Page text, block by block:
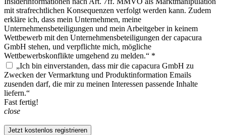
mit strafrechtlichen Konsequenzen verfolgt werden kann. Zudem
erkläre ich, dass mein Unternehmen, meine
Unternehmensbeteiligungen und mein Arbeitgeber in keinem
Wettbewerb mit den Unternehmensbeteiligungen der capacura
GmbH stehen, und verpflichte mich, mögliche
Wettbewerbskonflikte umgehend zu melden.“ *
„Ich bin einverstanden, dass mir die capacura GmbH zu
Zwecken der Vermarktung und Produktinformation Emails
zusenden darf, die mir zu meinen Interessen passende Inhalte
liefern.“
Fast fertig!
close
Jetzt kostenlos registrieren